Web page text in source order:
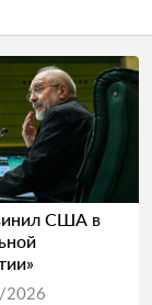
США в
2026